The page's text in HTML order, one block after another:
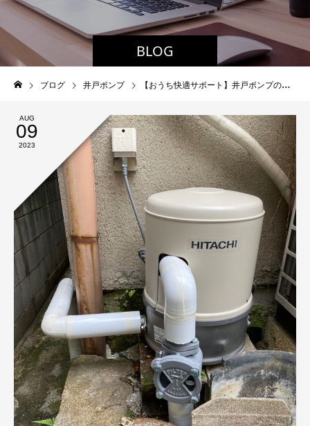
BLOG
ブログ 井戸ポンプ 【おうち快適サポート】井戸ポンプの交換もGASMACへ
AUG
09
2023